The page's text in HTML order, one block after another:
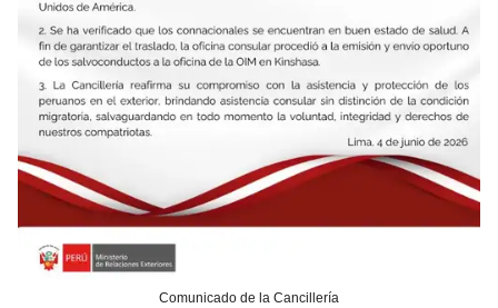
Comunicado de la Cancillería